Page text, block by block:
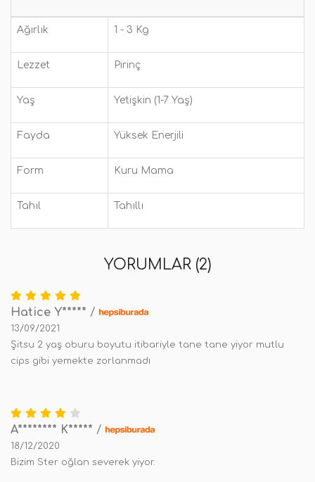
Ağırlık 1 - 3 Kg
Lezzet Pirinç
Yaş Yetişkin (1-7 Yaş)
Fayda Yüksek Enerjili
Form Kuru Mama
Tahıl Tahıllı
YORUMLAR (2)
Hatice Y***** /
13/09/2021
Şitsu 2 yaş oburu boyutu itibariyle tane tane yiyor mutlu
cips gibi yemekte zorlanmadı
A******** K***** /
18/12/2020
Bizim Ster oğlan severek yiyor.